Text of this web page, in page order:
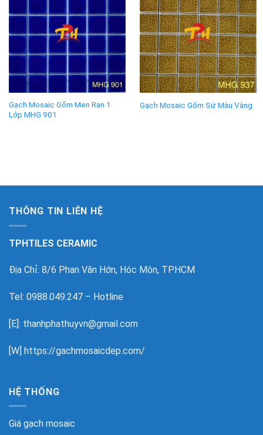
Gạch Mosaic Gốm Men Rạn 1
Lớp MHG 901
Gạch Mosaic Gốm Sứ Màu Vàng
THÔNG TIN LIÊN HỆ
TPHTILES CERAMIC
Địa Chỉ: 8/6 Phan Văn Hớn, Hóc Môn, TPHCM
Tel: 0988.049.247 – Hotline
[E]: thanhphathuyvn@gmail.com
[W] https://gachmosaicdep.com/
HỆ THỐNG
Giá gạch mosaic